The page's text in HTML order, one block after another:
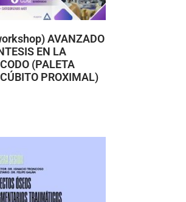
AVANZADO
EN LA
(PALETA
PROXIMAL)